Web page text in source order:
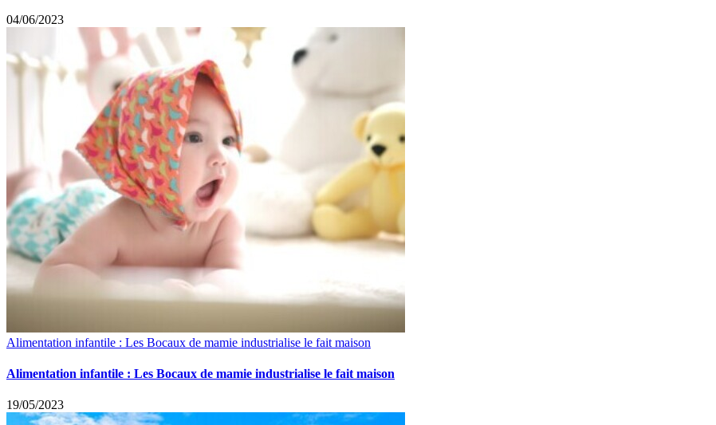
04/06/2023
Alimentation infantile : Les Bocaux de mamie industrialise le fait maison
Alimentation infantile : Les Bocaux de mamie industrialise le fait maison
19/05/2023